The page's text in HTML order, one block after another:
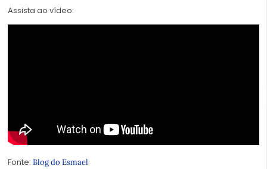
Assista ao vídeo:
Fonte: Blog do Esmael